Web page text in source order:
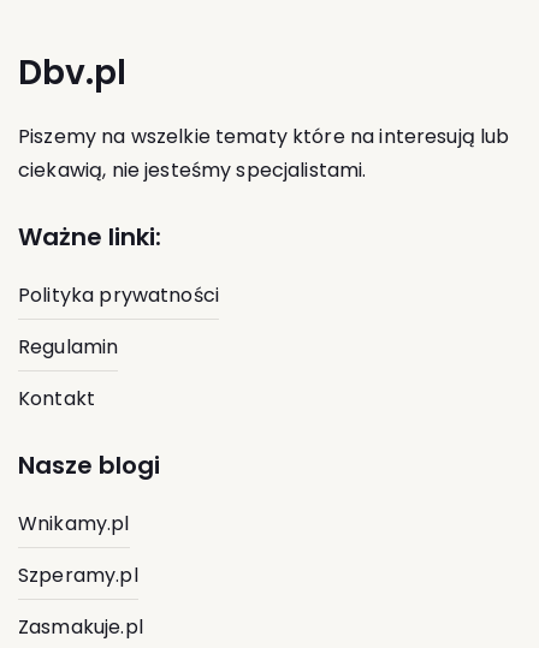
Dbv.pl
Piszemy na wszelkie tematy które na interesują lub
ciekawią, nie jesteśmy specjalistami.
Ważne linki:
Polityka prywatności
Regulamin
Kontakt
Nasze blogi
Wnikamy.pl
Szperamy.pl
Zasmakuje.pl